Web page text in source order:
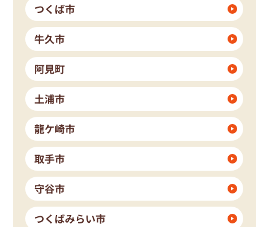
つくば市
牛久市
阿見町
土浦市
龍ケ崎市
取手市
守谷市
つくばみらい市